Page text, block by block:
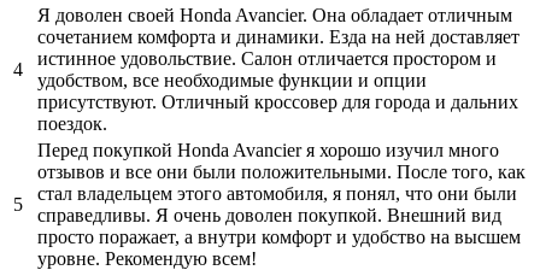
4
Я доволен своей Honda Avancier. Она обладает отличным
сочетанием комфорта и динамики. Езда на ней доставляет
истинное удовольствие. Салон отличается простором и
удобством, все необходимые функции и опции
присутствуют. Отличный кроссовер для города и дальних
поездок.
5
Перед покупкой Honda Avancier я хорошо изучил много
отзывов и все они были положительными. После того, как
стал владельцем этого автомобиля, я понял, что они были
справедливы. Я очень доволен покупкой. Внешний вид
просто поражает, а внутри комфорт и удобство на высшем
уровне. Рекомендую всем!